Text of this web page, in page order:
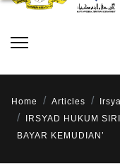
Home Articles
IRSYAD HUKUM
BAYAR KEMUDIAN’